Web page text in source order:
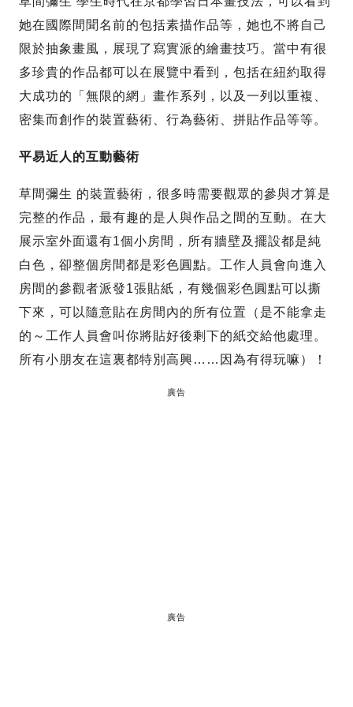
她在國際間聞名前的包括素描作品等，她也不將自己
限於抽象畫風，展現了寫實派的繪畫技巧。當中有很
多珍貴的作品都可以在展覽中看到，包括在紐約取得
大成功的「無限的網」畫作系列，以及一列以重複、
密集而創作的裝置藝術、行為藝術、拼貼作品等等。
平易近人的互動藝術
草間彌生 的裝置藝術，很多時需要觀眾的參與才算是
完整的作品，最有趣的是人與作品之間的互動。在大
展示室外面還有1個小房間，所有牆壁及擺設都是純
白色，卻整個房間都是彩色圓點。工作人員會向進入
房間的參觀者派發1張貼紙，有幾個彩色圓點可以撕
下來，可以隨意貼在房間內的所有位置（是不能拿走
的～工作人員會叫你將貼好後剩下的紙交給他處理。
所有小朋友在這裏都特別高興……因為有得玩嘛）！
廣告
廣告